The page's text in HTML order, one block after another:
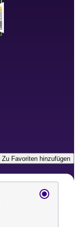
Zu Favoriten hinzufügen